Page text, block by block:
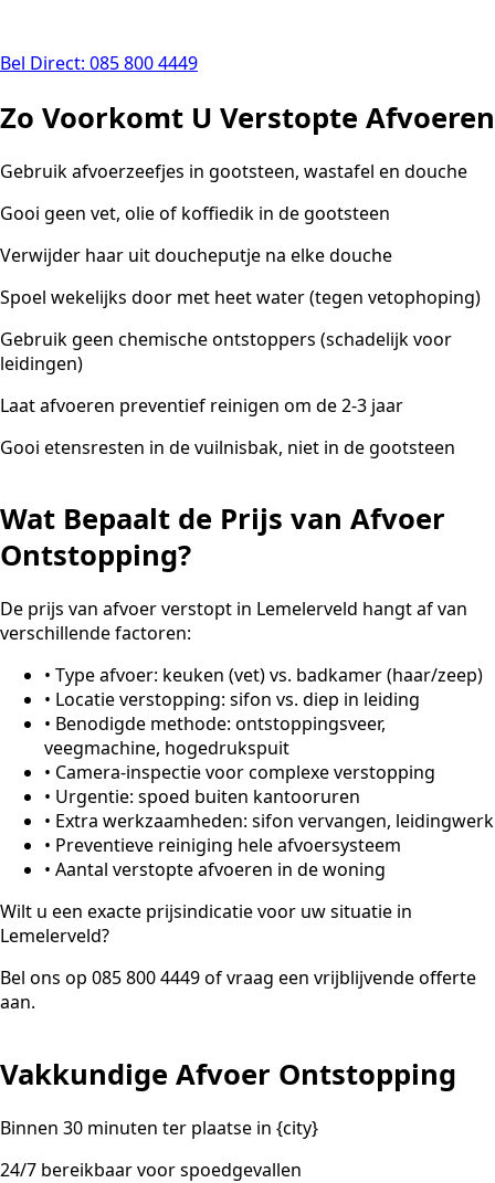
Bel Direct: 085 800 4449
Zo Voorkomt U Verstopte Afvoeren
Gebruik afvoerzeefjes in gootsteen, wastafel en douche
Gooi geen vet, olie of koffiedik in de gootsteen
Verwijder haar uit doucheputje na elke douche
Spoel wekelijks door met heet water (tegen vetophoping)
Gebruik geen chemische ontstoppers (schadelijk voor
leidingen)
Laat afvoeren preventief reinigen om de 2-3 jaar
Gooi etensresten in de vuilnisbak, niet in de gootsteen
Wat Bepaalt de Prijs van Afvoer
Ontstopping?
De prijs van afvoer verstopt in Lemelerveld hangt af van
verschillende factoren:
• Type afvoer: keuken (vet) vs. badkamer (haar/zeep)
• Locatie verstopping: sifon vs. diep in leiding
• Benodigde methode: ontstoppingsveer,
veegmachine, hogedrukspuit
• Camera-inspectie voor complexe verstopping
• Urgentie: spoed buiten kantooruren
• Extra werkzaamheden: sifon vervangen, leidingwerk
• Preventieve reiniging hele afvoersysteem
• Aantal verstopte afvoeren in de woning
Wilt u een exacte prijsindicatie voor uw situatie in
Lemelerveld?
Bel ons op 085 800 4449 of vraag een vrijblijvende offerte
aan.
Vakkundige Afvoer Ontstopping
Binnen 30 minuten ter plaatse in {city}
24/7 bereikbaar voor spoedgevallen